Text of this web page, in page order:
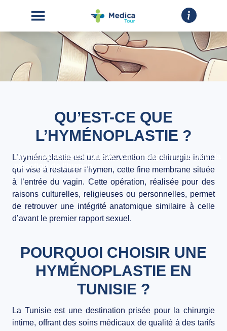
CHIRURGIE
INTERVENTIONS
PROPOS
Hyménoplastie en Tunisie : La chirurgie intime pour la
réfection de l’hymen
QU’EST-CE QUE
L’HYMÉNOPLASTIE ?
L’hyménoplastie est une intervention de chirurgie intime
qui vise à restaurer l’hymen, cette fine membrane située
à l’entrée du vagin. Cette opération, réalisée pour des
raisons culturelles, religieuses ou personnelles, permet
de retrouver une intégrité anatomique similaire à celle
d’avant le premier rapport sexuel.
POURQUOI CHOISIR UNE
HYMÉNOPLASTIE EN
TUNISIE ?
La Tunisie est une destination prisée pour la chirurgie
intime, offrant des soins médicaux de qualité à des tarifs